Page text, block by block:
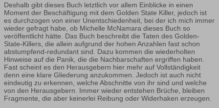
Deshalb gibt dieses Buch letztlich vor allem Einblicke in einen
Moment der Beschäftigung mit dem Golden State Killer, jedoch ist
es durchzogen von einer Unentschiedenheit, bei der ich mich immer
wieder gefragt habe, ob Michelle McNamara dieses Buch so
veröffentlicht hätte. Das Buch beschreibt die Taten des Golden-
State-Killers, die allein aufgrund der hohen Anzahlen fast schon
abstumpfend-redundant sind. Dazu kommen die wiederholten
Hinweise auf die Panik, die die Nachbarschaften ergriffen haben.
Fast scheint es den Herausgebern hier mehr auf Vollständigkeit
denn eine klare Gliederung anzukommen. Jedoch ist auch nicht
eindeutig zu erkennen, welche Abschnitte von ihr sind und welche
von den Herausgebern. Immer wieder entstehen Brüche, bleiben
Fragmente, die aber keinerlei Reibung oder Widerhaken erzeugen.